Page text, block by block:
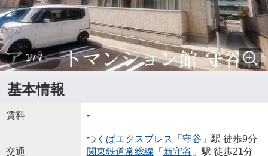
1 / 7
基本情報
賃料 -
交通
つくばエクスプレス 「 守谷 」駅 徒歩9分
関東鉄道常総線 「 新守谷 」駅 徒歩21分